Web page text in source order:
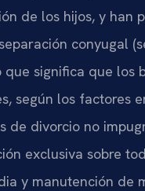
de los hijos, y han
conyugal
significa que los
según los factores
de divorcio no
exclusiva sobre
y manutención de